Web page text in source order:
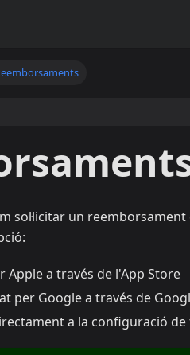
sol·licitar un
a través de l'App Store
per Google a través de
a la configuració